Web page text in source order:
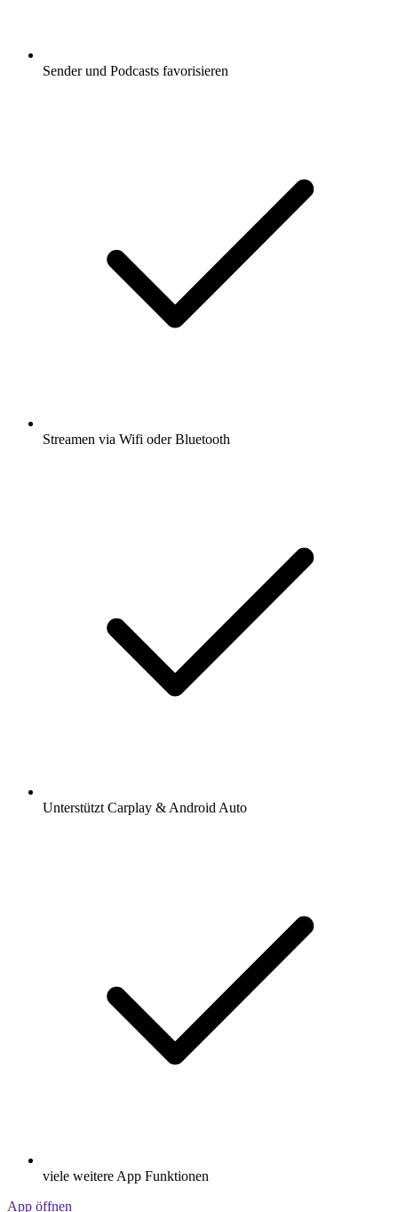
Sender und Podcasts favorisieren
Streamen via Wifi oder Bluetooth
Unterstützt Carplay & Android Auto
viele weitere App Funktionen
App öffnen